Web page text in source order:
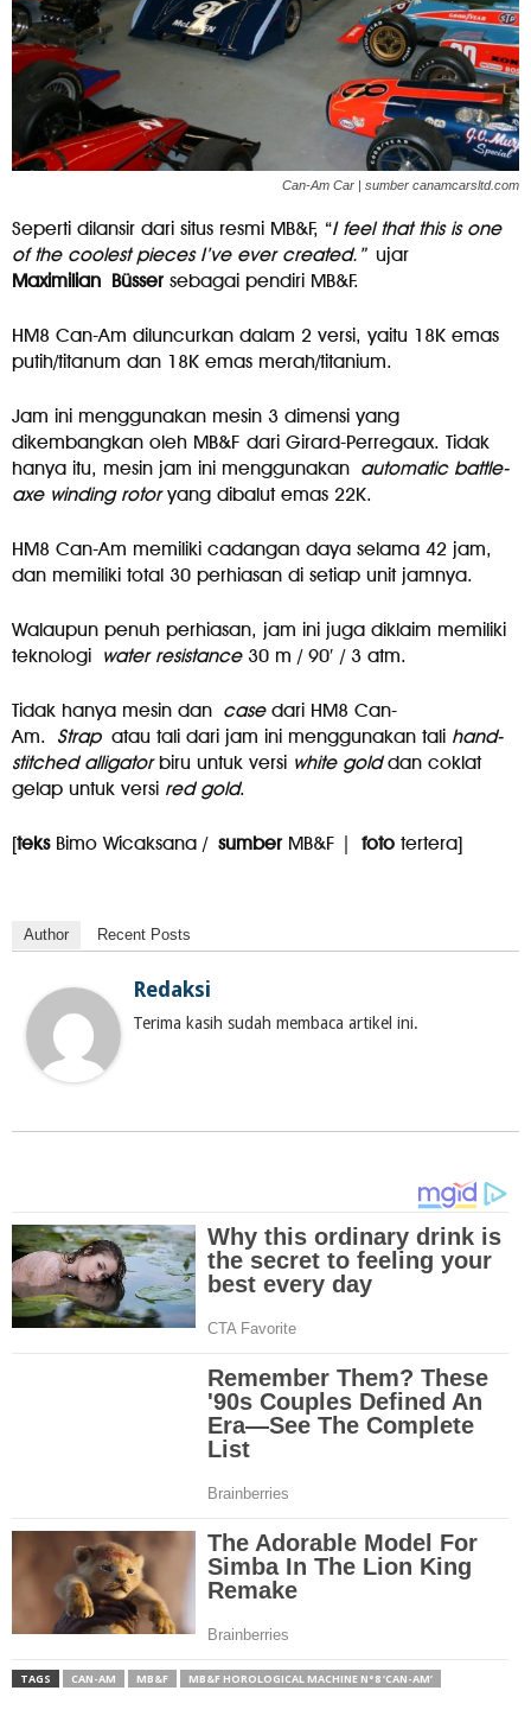
Can-Am Car | sumber canamcarsltd.com
Seperti dilansir dari situs resmi MB&F, “I feel that this is one
of the coolest pieces I’ve ever created.” ujar
Maximilian Büsser sebagai pendiri MB&F.
HM8 Can-Am diluncurkan dalam 2 versi, yaitu 18K emas
putih/titanum dan 18K emas merah/titanium.
Jam ini menggunakan mesin 3 dimensi yang
dikembangkan oleh MB&F dari Girard-Perregaux. Tidak
hanya itu, mesin jam ini menggunakan automatic battle-
axe winding rotoryang dibalut emas 22K.
HM8 Can-Am memiliki cadangan daya selama 42 jam,
dan memiliki total 30 perhiasan di setiap unit jamnya.
Walaupun penuh perhiasan, jam ini juga diklaim memiliki
teknologi water resistance30 m / 90′ / 3 atm.
Tidak hanya mesin dan casedari HM8 Can-
Am. Strap atau tali dari jam ini menggunakan tali hand-
stitched alligatorbiru untuk versi white golddan coklat
gelap untuk versi red gold.
[teksBimo Wicaksana / sumber MB&F | foto tertera]
Author Recent Posts
Redaksi
Terima kasih sudah membaca artikel ini.
TAGS CAN-AM MB&F MB&F HOROLOGICAL MACHINE N°8 ‘CAN-AM’